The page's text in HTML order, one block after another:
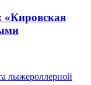
«Кировская